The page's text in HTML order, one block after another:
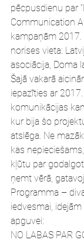
pēcpusdienu par
Communication
kampaņām
norises vieta:
asociācija, Doma
Šajā vakarā
iepazīties ar
komunikācijas
kur bija šo
atslēga. Ne
kas
kļūtu par
ņemt vērā,
Programma –
iedvesmai,
apguvei:
NO LABAS PAR